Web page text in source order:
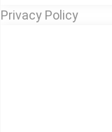
Privacy Policy